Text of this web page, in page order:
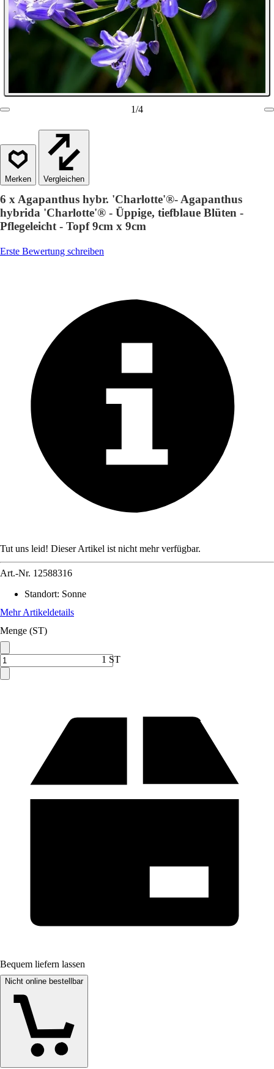
1/4
Vergleichen
6 x Agapanthus hybr. 'Charlotte'®- Agapanthus
hybrida 'Charlotte'® - Üppige, tiefblaue Blüten -
Pflegeleicht - Topf 9cm x 9cm
Erste Bewertung schreiben
Tut uns leid! Dieser Artikel ist nicht mehr verfügbar.
Art.-Nr. 12588316
Standort: Sonne
Mehr Artikeldetails
Menge (ST)
1 ST
Bequem liefern lassen
Nicht online bestellbar